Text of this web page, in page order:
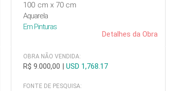
100 cm x 70 cm
Aquarela
Em Pinturas
Detalhes da Obra
OBRA NÃO VENDIDA:
R$ 9.000,00 |USD 1,768.17
FONTE DE PESQUISA: